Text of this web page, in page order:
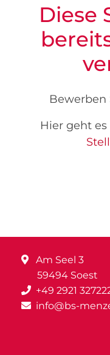
Diese
Bewerben
Hier geht
Am Seel 3
59494 Soest
+49 2921
info@bs-